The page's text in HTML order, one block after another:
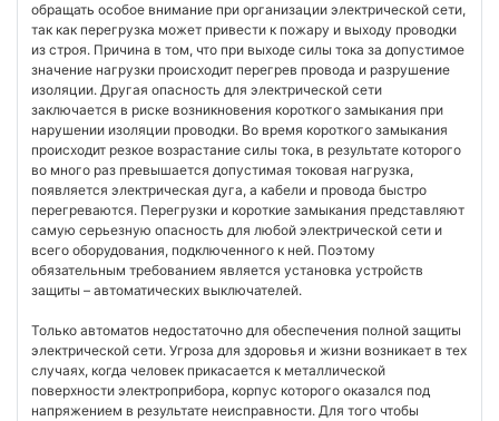
обращать особое внимание при организации электрической сети,
так как перегрузка может привести к пожару и выходу проводки
из строя. Причина в том, что при выходе силы тока за допустимое
значение нагрузки происходит перегрев провода и разрушение
изоляции. Другая опасность для электрической сети
заключается в риске возникновения короткого замыкания при
нарушении изоляции проводки. Во время короткого замыкания
происходит резкое возрастание силы тока, в результате которого
во много раз превышается допустимая токовая нагрузка,
появляется электрическая дуга, а кабели и провода быстро
перегреваются. Перегрузки и короткие замыкания представляют
самую серьезную опасность для любой электрической сети и
всего оборудования, подключенного к ней. Поэтому
обязательным требованием является установка устройств
защиты – автоматических выключателей.
Только автоматов недостаточно для обеспечения полной защиты
электрической сети. Угроза для здоровья и жизни возникает в тех
случаях, когда человек прикасается к металлической
поверхности электроприбора, корпус которого оказался под
напряжением в результате неисправности. Для того чтобы